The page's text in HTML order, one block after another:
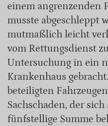
einem angrenzenden
musste abgeschleppt
mutmaßlich leicht
vom Rettungsdienst
Untersuchung in ein
Krankenhaus
beteiligten
Sachschaden, der
fünfstellige Summe